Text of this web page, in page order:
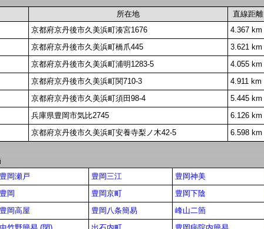
所在地 直線距離
京都府京丹後市久美浜町湊宮1676 4.367 km
京都府京丹後市久美浜町橋爪445 3.621 km
京都府京丹後市久美浜町浦明1283-5 4.055 km
京都府京丹後市久美浜町関710-3 4.911 km
京都府京丹後市久美浜町須田98-4 5.445 km
兵庫県豊岡市気比2745 6.126 km
京都府京丹後市久美浜町安養寺梨ノ木42-5 6.598 km
豊岡瀬戸 豊岡三江 豊岡神美
豊岡 豊岡京町 豊岡下陰
豊岡高屋 豊岡八条簡易 峰山二箇